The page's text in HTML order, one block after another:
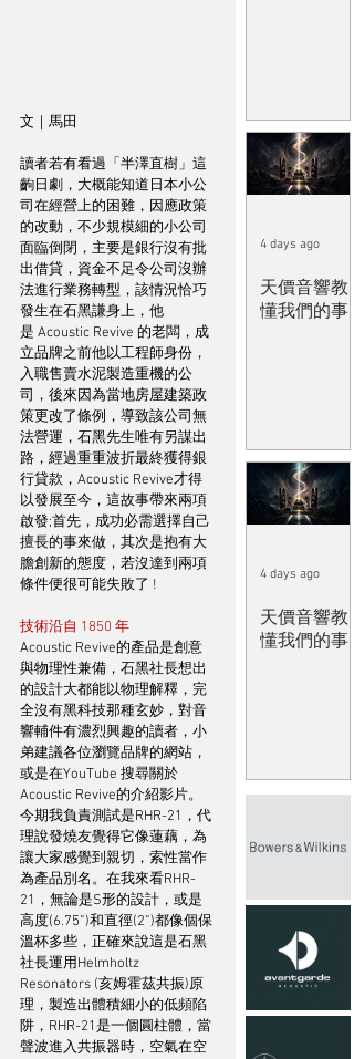
文｜馬田
讀者若有看過「半澤直樹」這
齣日劇，大概能知道日本小公
司在經營上的困難，因應政策
的改動，不少規模細的小公司
面臨倒閉，主要是銀行沒有批
出借貸，資金不足令公司沒辦
法進行業務轉型，該情況恰巧
發生在石黑謙身上，他
是 Acoustic Revive 的老闆，成
立品牌之前他以工程師身份，
入職售賣水泥製造重機的公
司，後來因為當地房屋建築政
策更改了條例，導致該公司無
法營運，石黑先生唯有另謀出
路，經過重重波折最終獲得銀
行貸款，Acoustic Revive才得
以發展至今，這故事帶來兩項
啟發;首先，成功必需選擇自己
擅長的事來做，其次是抱有大
膽創新的態度，若沒達到兩項
條件便很可能失敗了 !
技術沿自 1850 年
Acoustic Revive的產品是創意
與物理性兼備，石黑社長想出
的設計大都能以物理解釋，完
全沒有黑科技那種玄妙，對音
響輔件有濃烈興趣的讀者，小
弟建議各位瀏覽品牌的網站，
或是在YouTube 搜尋關於
Acoustic Revive的介紹影片。
今期我負責測試是RHR-21，代
理說發燒友覺得它像蓮藕，為
讓大家感覺到親切，索性當作
為產品別名。在我來看RHR-
21，無論是S形的設計，或是
高度(6.75”)和直徑(2”)都像個保
溫杯多些，正確來說這是石黑
社長運用Helmholtz
Resonators (亥姆霍茲共振)原
理，製造出體積細小的低頻陷
阱，RHR-21是一個圓柱體，當
聲波進入共振器時，空氣在空
天價音響教
懂我們的事
4 days ago
天價音響教
懂我們的事
4 days ago